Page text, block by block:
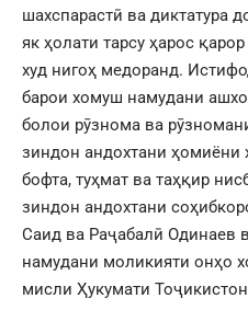
шахспарастӣ ва диктатура
як ҳолати тарсу ҳарос
худ нигоҳ медоранд.
барои хомуш намудани
болои рӯзнома ва
зиндон андохтани ҳомиёни
бофта, туҳмат ва таҳқир
зиндон андохтани
Саид ва Раҷабалӣ Одинаев
намудани моликияти онҳо
мисли Ҳукумати Тоҷикистон